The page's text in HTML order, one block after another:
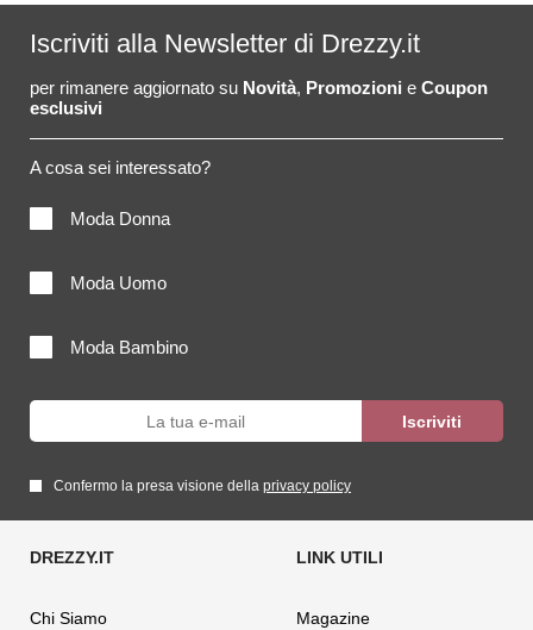
Iscriviti alla Newsletter di Drezzy.it
per rimanere aggiornato su Novità, Promozioni e Coupon
esclusivi
A cosa sei interessato?
Moda Donna
Moda Uomo
Moda Bambino
Confermo la presa visione della privacy policy
Chi Siamo Magazine